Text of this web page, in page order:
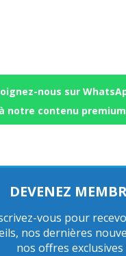
nous sur
notre contenu premium
DEVENEZ
vous pour
nos dernières
nos offres exclusives